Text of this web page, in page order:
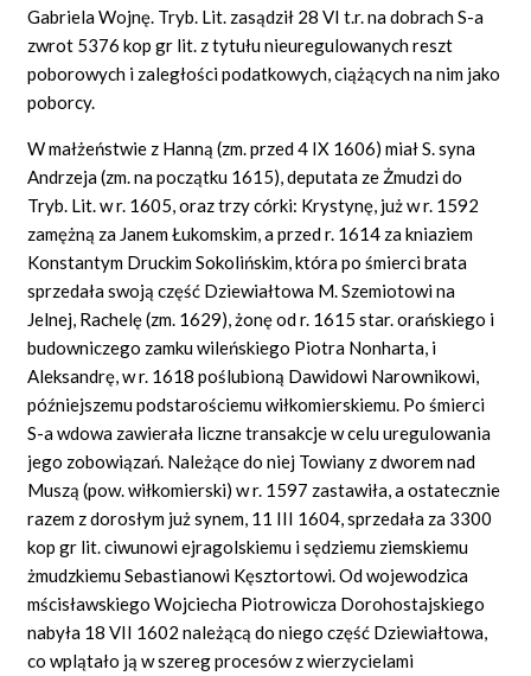
Gabriela Wojnę. Tryb. Lit. zasądził 28 VI t.r. na dobrach S-a
zwrot 5376 kop gr lit. z tytułu nieuregulowanych reszt
poborowych i zaległości podatkowych, ciążących na nim jako
poborcy.
W małżeństwie z Hanną (zm. przed 4 IX 1606) miał S. syna
Andrzeja (zm. na początku 1615), deputata ze Żmudzi do
Tryb. Lit. w r. 1605, oraz trzy córki: Krystynę, już w r. 1592
zamężną za Janem Łukomskim, a przed r. 1614 za kniaziem
Konstantym Druckim Sokolińskim, która po śmierci brata
sprzedała swoją część Dziewiałtowa M. Szemiotowi na
Jelnej, Rachelę (zm. 1629), żonę od r. 1615 star. orańskiego i
budowniczego zamku wileńskiego Piotra Nonharta, i
Aleksandrę, w r. 1618 poślubioną Dawidowi Narownikowi,
późniejszemu podstarościemu wiłkomierskiemu. Po śmierci
S-a wdowa zawierała liczne transakcje w celu uregulowania
jego zobowiązań. Należące do niej Towiany z dworem nad
Muszą (pow. wiłkomierski) w r. 1597 zastawiła, a ostatecznie
razem z dorosłym już synem, 11 III 1604, sprzedała za 3300
kop gr lit. ciwunowi ejragolskiemu i sędziemu ziemskiemu
żmudzkiemu Sebastianowi Kęsztortowi. Od wojewodzica
mścisławskiego Wojciecha Piotrowicza Dorohostajskiego
nabyła 18 VII 1602 należącą do niego część Dziewiałtowa,
co wplątało ją w szereg procesów z wierzycielami